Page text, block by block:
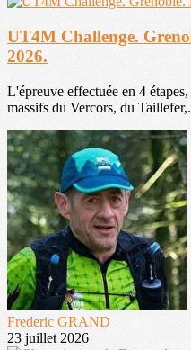
UT4M Challenge.
2026.
L'épreuve effectuée en 4
massifs du Vercors, du
Frederic GRAND
23 juillet 2026